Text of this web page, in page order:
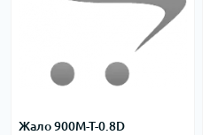
Жало 900M-T-0.8D